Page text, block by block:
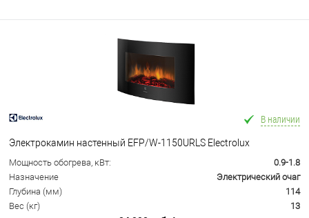
В наличии
Электрокамин настенный EFP/W-1150URLS Electrolux
Мощность обогрева, кВт:
0.9-1.8
Назначение
Электрический очаг
Глубина (мм)
114
Вес (кг)
13